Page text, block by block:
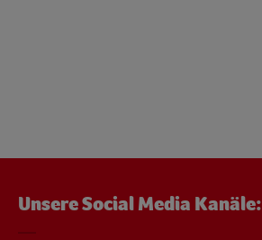
Unsere Social Media Kanäle: